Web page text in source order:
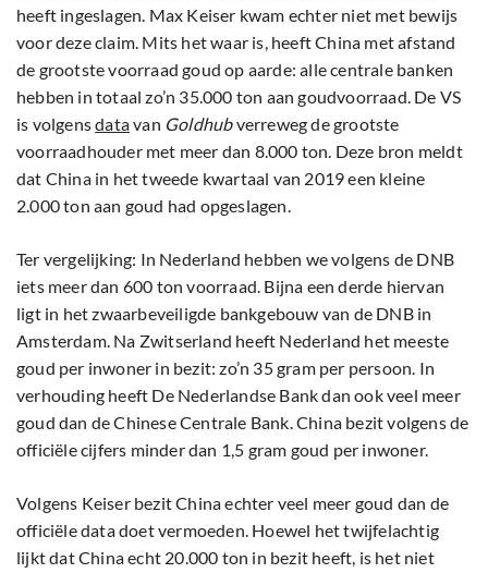
heeft ingeslagen. Max Keiser kwam echter niet met bewijs
voor deze claim. Mits het waar is, heeft China met afstand
de grootste voorraad goud op aarde: alle centrale banken
hebben in totaal zo’n 35.000 ton aan goudvoorraad. De VS
is volgensdatavan Goldhubverreweg de grootste
voorraadhouder met meer dan 8.000 ton. Deze bron meldt
dat China in het tweede kwartaal van 2019 een kleine
2.000 ton aan goud had opgeslagen.
Ter vergelijking: In Nederland hebben we volgens de DNB
iets meer dan 600 ton voorraad. Bijna een derde hiervan
ligt in het zwaarbeveiligde bankgebouw van de DNB in
Amsterdam. Na Zwitserland heeft Nederland het meeste
goud per inwoner in bezit: zo’n 35 gram per persoon. In
verhouding heeft De Nederlandse Bank dan ook veel meer
goud dan de Chinese Centrale Bank. China bezit volgens de
officiële cijfers minder dan 1,5 gram goud per inwoner.
Volgens Keiser bezit China echter veel meer goud dan de
officiële data doet vermoeden. Hoewel het twijfelachtig
lijkt dat China echt 20.000 ton in bezit heeft, is het niet